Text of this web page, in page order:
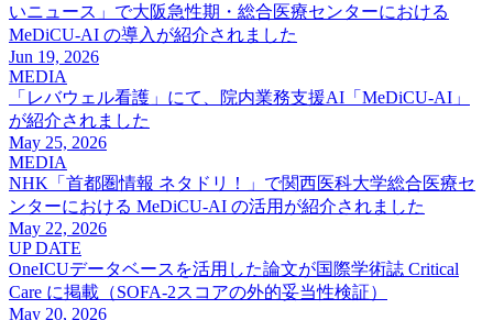
いニュース」で大阪急性期・総合医療センターにおける
MeDiCU-AI の導入が紹介されました
Jun 19, 2026
MEDIA
「レバウェル看護」にて、
院内業務支援AI 「MeDiCU-AI」
が紹介されました
May 25, 2026
MEDIA
NHK 「首都圏情報 ネタドリ！ 」で関西医科大学総合医療セ
ンターにおける MeDiCU-AI の活用が紹介されました
May 22, 2026
UP DATE
OneICUデータベースを活用した論文が国際学術誌 Critical
Care に掲載 （SOFA-2スコアの外的妥当性検証）
May 20, 2026